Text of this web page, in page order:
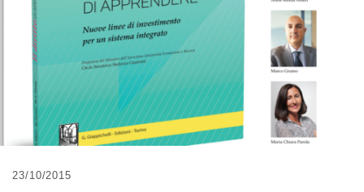
23/10/2015